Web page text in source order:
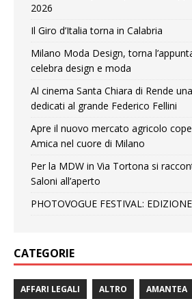
2026
Il Giro d’Italia torna in Calabria
Milano Moda Design, torna
celebra design e moda
Al cinema Santa Chiara di Rende
dedicati al grande Federico Fellini
Apre il nuovo mercato agricolo
Amica nel cuore di Milano
Per la MDW in Via Tortona si
Saloni all’aperto
PHOTOVOGUE FESTIVAL:
CATEGORIE
AFFARI LEGALI ALTRO AMANTEA